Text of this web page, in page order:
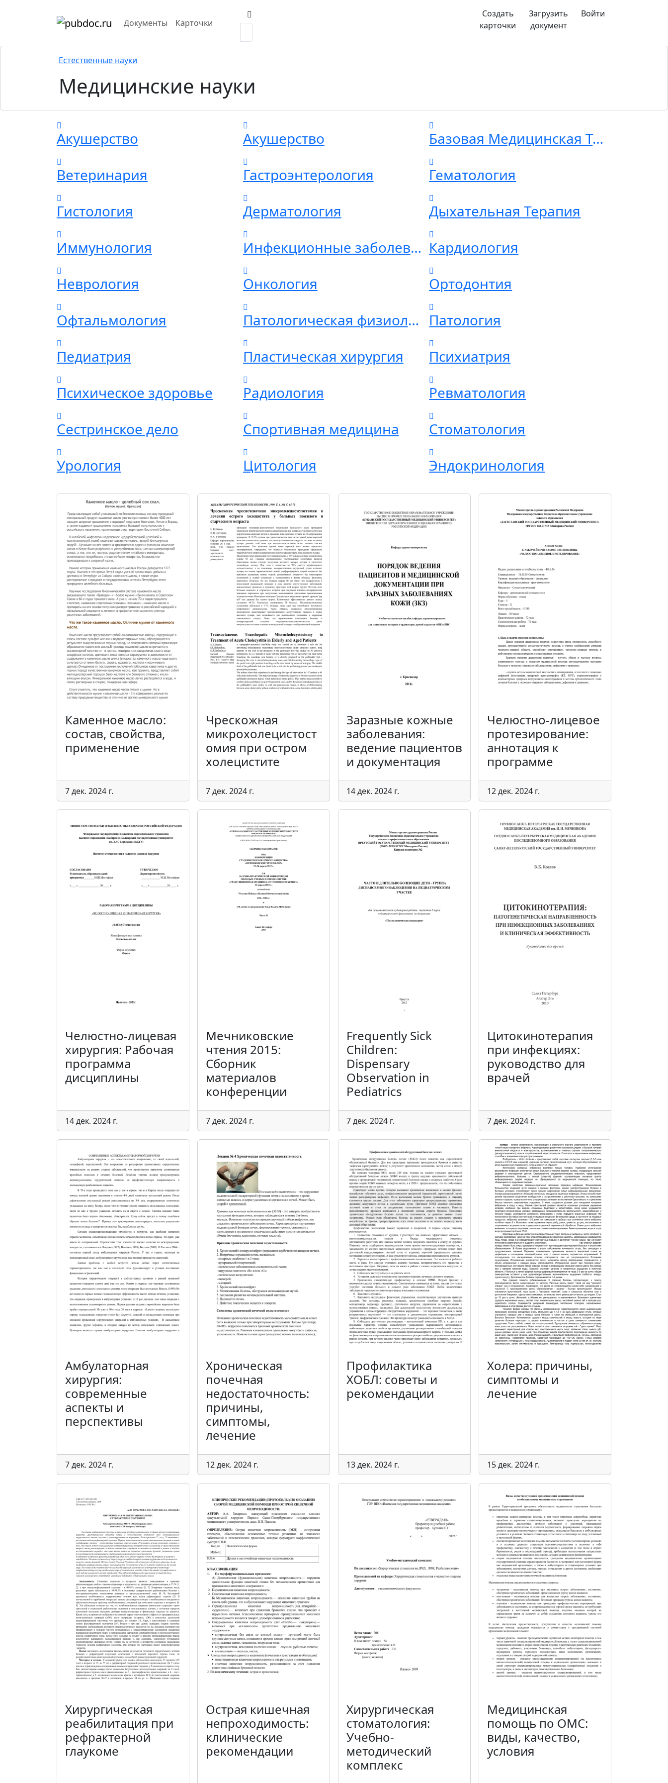
Документы Карточки
Создать
карточки
Загрузить
документ
Войти
Естественные науки
Медицинские науки
Акушерство Акушерство
Базовая Медицинская Терминология
Ветеринария
Гастроэнтерология
Гематология
Гистология
Дерматология
Дыхательная Терапия
Иммунология
Инфекционные заболевания Кардиология
Неврология
Онкология
Ортодонтия
Офтальмология
Патологическая физиология
Патология
Педиатрия
Пластическая хирургия
Психиатрия
Психическое здоровье
Радиология
Ревматология
Сестринское дело
Спортивная медицина
Стоматология
Урология
Цитология Эндокринология
Каменное масло:
состав, свойства,
применение
7 дек. 2024 г.
Чрескожная
микрохолецистост
омия при остром
холецистите
7 дек. 2024 г.
Заразные кожные
заболевания:
ведение пациентов
и документация
14 дек. 2024 г.
Челюстно-лицевое
протезирование:
аннотация к
программе
12 дек. 2024 г.
Челюстно-лицевая
хирургия: Рабочая
программа
дисциплины
14 дек. 2024 г.
Мечниковские
чтения 2015:
Сборник
материалов
конференции
7 дек. 2024 г.
Frequently Sick
Children:
Dispensary
Observation in
Pediatrics
7 дек. 2024 г.
Цитокинотерапия
при инфекциях:
руководство для
врачей
7 дек. 2024 г.
Амбулаторная
хирургия:
современные
аспекты и
перспективы
7 дек. 2024 г.
Хроническая
почечная
недостаточность:
причины,
симптомы,
лечение
12 дек. 2024 г.
Профилактика
ХОБЛ: советы и
рекомендации
13 дек. 2024 г.
Холера: причины,
симптомы и
лечение
15 дек. 2024 г.
Хирургическая
реабилитация при
рефрактерной
глаукоме
Острая кишечная
непроходимость:
клинические
рекомендации
Хирургическая
стоматология:
Учебно-
методический
комплекс
Медицинская
помощь по ОМС:
виды, качество,
условия